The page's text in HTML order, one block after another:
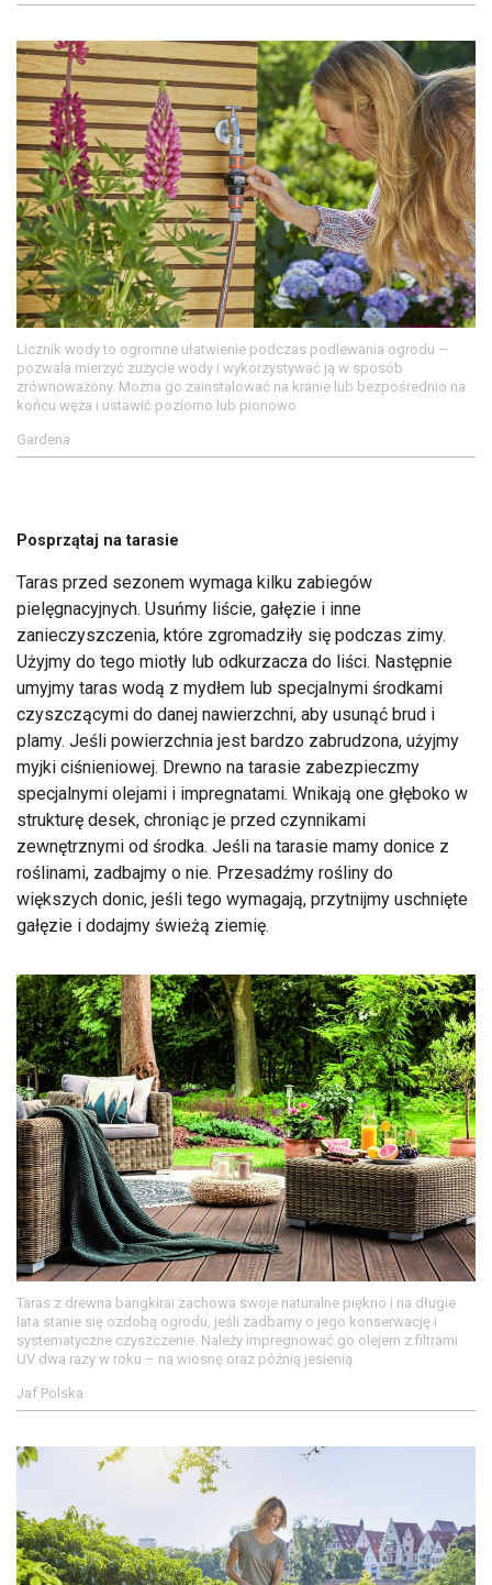
Licznik wody to ogromne ułatwienie podczas podlewania ogrodu –
pozwala mierzyć zużycie wody i wykorzystywać ją w sposób
zrównoważony. Można go zainstalować na kranie lub bezpośrednio na
końcu węża i ustawić poziomo lub pionowo
Gardena
Posprzątaj na tarasie
Taras przed sezonem wymaga kilku zabiegów
pielęgnacyjnych. Usuńmy liście, gałęzie i inne
zanieczyszczenia, które zgromadziły się podczas zimy.
Użyjmy do tego miotły lub odkurzacza do liści. Następnie
umyjmy taras wodą z mydłem lub specjalnymi środkami
czyszczącymi do danej nawierzchni, aby usunąć brud i
plamy. Jeśli powierzchnia jest bardzo zabrudzona, użyjmy
myjki ciśnieniowej. Drewno na tarasie zabezpieczmy
specjalnymi olejami i impregnatami. Wnikają one głęboko w
strukturę desek, chroniąc je przed czynnikami
zewnętrznymi od środka. Jeśli na tarasie mamy donice z
roślinami, zadbajmy o nie. Przesadźmy rośliny do
większych donic, jeśli tego wymagają, przytnijmy uschnięte
gałęzie i dodajmy świeżą ziemię.
Taras z drewna bangkirai zachowa swoje naturalne piękno i na długie
lata stanie się ozdobą ogrodu, jeśli zadbamy o jego konserwację i
systematyczne czyszczenie. Należy impregnować go olejem z filtrami
UV dwa razy w roku – na wiosnę oraz późnią jesienią
Jaf Polska